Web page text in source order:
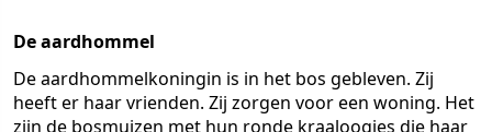
De aardhommel
De aardhommelkoningin is in het bos gebleven. Zij
heeft er haar vrienden. Zij zorgen voor een woning. Het
zijn de bosmuizen met hun ronde kraaloogjes die haar